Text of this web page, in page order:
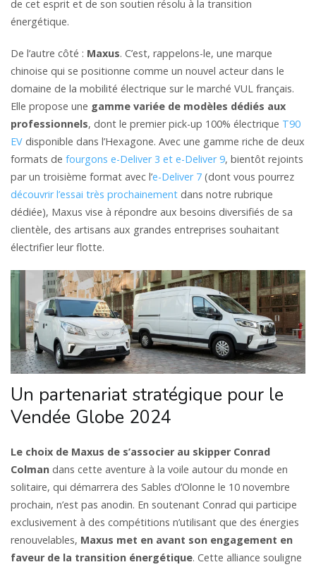
de cet esprit et de son soutien résolu à la transition
énergétique.
De l’autre côté : Maxus. C’est, rappelons-le, une marque
chinoise qui se positionne comme un nouvel acteur dans le
domaine de la mobilité électrique sur le marché VUL français.
Elle propose une gamme variée de modèles dédiés aux
professionnels, dont le premier pick-up 100% électrique T90
EV disponible dans l’Hexagone. Avec une gamme riche de deux
formats de fourgons e-Deliver 3 et e-Deliver 9, bientôt rejoints
par un troisième format avec l’e-Deliver 7 (dont vous pourrez
découvrir l’essai très prochainement dans notre rubrique
dédiée), Maxus vise à répondre aux besoins diversifiés de sa
clientèle, des artisans aux grandes entreprises souhaitant
électrifier leur flotte.
Un partenariat stratégique pour le
Vendée Globe 2024
Le choix de Maxus de s’associer au skipper Conrad
Colman dans cette aventure à la voile autour du monde en
solitaire, qui démarrera des Sables d’Olonne le 10 novembre
prochain, n’est pas anodin. En soutenant Conrad qui participe
exclusivement à des compétitions n’utilisant que des énergies
renouvelables, Maxus met en avant son engagement en
faveur de la transition énergétique. Cette alliance souligne